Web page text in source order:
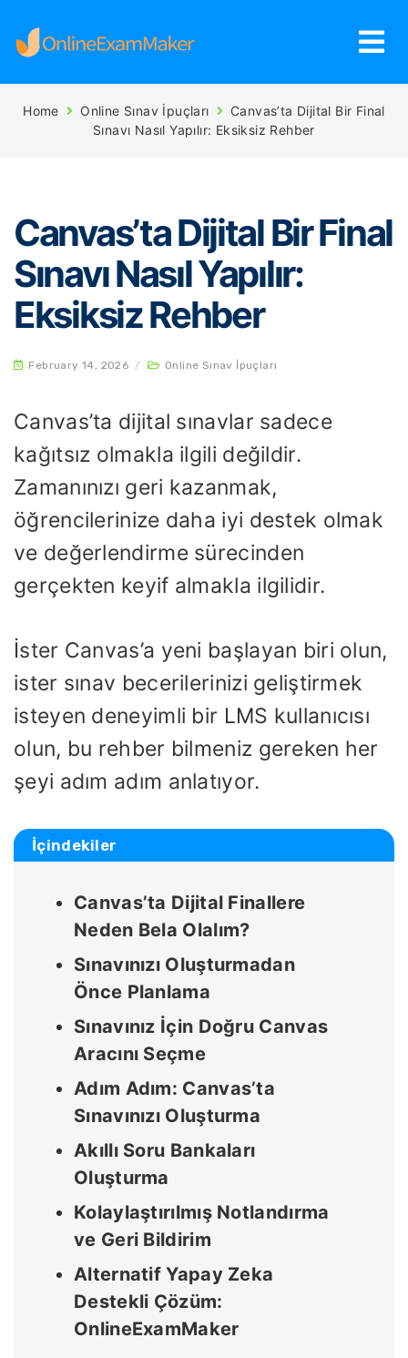
Home Online Sınav İpuçları
Canvas’ta Dijital Bir Final
Sınavı Nasıl Yapılır: Eksiksiz Rehber
Canvas’ta Dijital Bir Final
Sınavı Nasıl Yapılır:
Eksiksiz Rehber
February 14, 2026 / Online Sınav İpuçları
Canvas’ta dijital sınavlar sadece
kağıtsız olmakla ilgili değildir.
Zamanınızı geri kazanmak,
öğrencilerinize daha iyi destek olmak
ve değerlendirme sürecinden
gerçekten keyif almakla ilgilidir.
İster Canvas’a yeni başlayan biri olun,
ister sınav becerilerinizi geliştirmek
isteyen deneyimli bir LMS kullanıcısı
olun, bu rehber bilmeniz gereken her
şeyi adım adım anlatıyor.
İçindekiler
Canvas’ta Dijital Finallere
Neden Bela Olalım?
Sınavınızı Oluşturmadan
Önce Planlama
Sınavınız İçin Doğru Canvas
Aracını Seçme
Adım Adım: Canvas’ta
Sınavınızı Oluşturma
Akıllı Soru Bankaları
Oluşturma
Kolaylaştırılmış Notlandırma
ve Geri Bildirim
Alternatif Yapay Zeka
Destekli Çözüm:
OnlineExamMaker